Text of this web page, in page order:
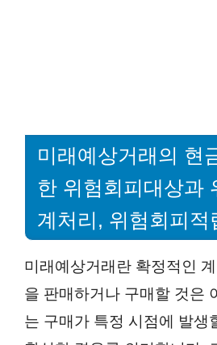
미래예상거래의 현
한 위험회피대상과
계처리, 위험회피적
미래예상거래란 확정적인
을 판매하거나 구매할 것은
는 구매가 특정 시점에 발생